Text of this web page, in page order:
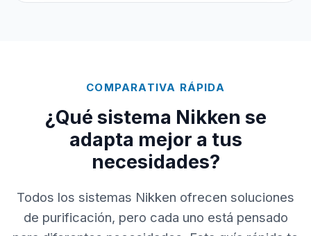
COMPARATIVA RÁPIDA
¿Qué sistema Nikken se
adapta mejor a tus
necesidades?
Todos los sistemas Nikken ofrecen soluciones
de purificación, pero cada uno está pensado